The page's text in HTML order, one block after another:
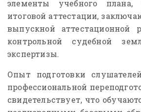
элементы учебного плана,
итоговой аттестации,
выпускной аттестационной
контрольной судебной
экспертизы.
Опыт подготовки
профессиональной
свидетельствует, что